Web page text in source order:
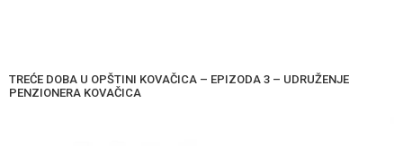
TREĆE DOBA U OPŠTINI KOVAČICA – EPIZODA 3 – UDRUŽENJE
PENZIONERA KOVAČICA